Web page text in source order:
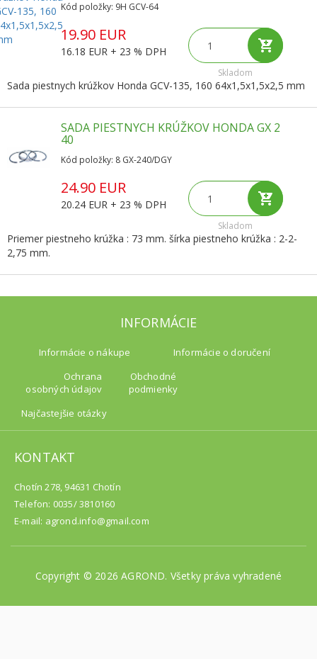
Kód položky: 9H GCV-64
19.90 EUR
16.18 EUR + 23 % DPH
Skladom
Sada piestnych krúžkov Honda GCV-135, 160 64x1,5x1,5x2,5 mm
SADA PIESTNYCH KRÚŽKOV HONDA GX 2
40
Kód položky: 8 GX-240/DGY
24.90 EUR
20.24 EUR + 23 % DPH
Skladom
Priemer piestneho krúžka : 73 mm. šírka piestneho krúžka : 2-2-
2,75 mm.
INFORMÁCIE
Informácie o nákupe
Informácie o doručení
Ochrana
osobných údajov
Obchodné
podmienky
Najčastejšie otázky
KONTAKT
Chotín 278, 94631 Chotín
Telefon: 0035/ 3810160
E-mail: agrond.info@gmail.com
Copyright © 2026 AGROND. Všetky práva vyhradené